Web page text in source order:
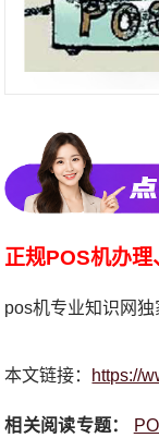
正规POS机办理
pos机专业知识网独
本文链接： https://
相关阅读专题：